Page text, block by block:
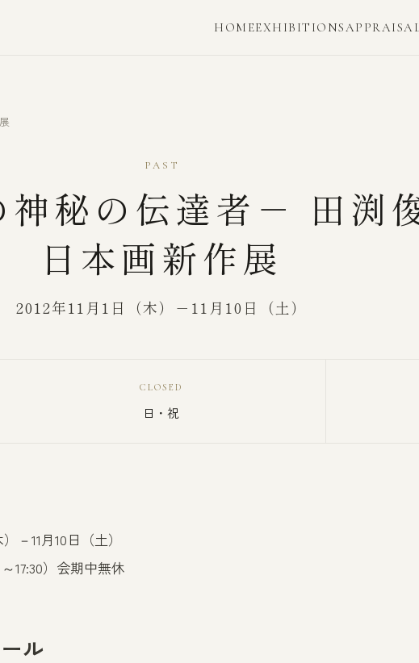
HOMEEXHIBITIONS
PAST
神秘の伝達者－ 田渕
日本画新作展
2012年11月1日（木）－11月10日（土）
CLOSED
日・祝
－11月10日（土）
）会期中無休
ル